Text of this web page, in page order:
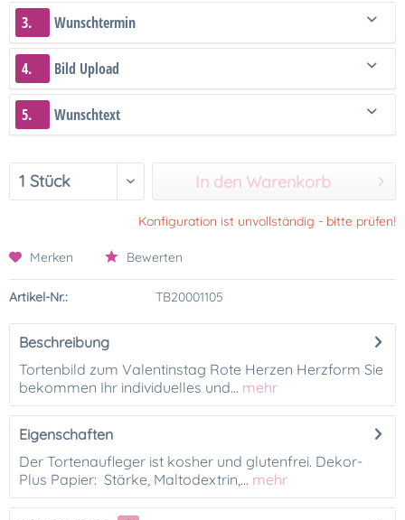
3. Wunschtermin
4. Bild Upload
5. Wunschtext
In den Warenkorb
Konfiguration ist unvollständig - bitte prüfen!
Merken Bewerten
Artikel-Nr.: TB20001105
Beschreibung
Tortenbild zum Valentinstag Rote Herzen Herzform Sie
bekommen Ihr individuelles und... mehr
Eigenschaften
Der Tortenaufleger ist kosher und glutenfrei. Dekor-
Plus Papier: Stärke, Maltodextrin,... mehr